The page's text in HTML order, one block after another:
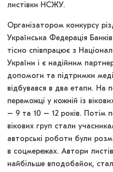
листівки НСЖУ.
Організатором конкурсу
Українська Федерація
тісно співпрацює з
України і є надійним
допомоги та підтримки
відбувався в два етапи. На
переможці у кожній із
– 9 та 10 – 12 років. Потім
вікових груп стали
авторські роботи були
в соцмережах. Автори
найбільше вподобайок,